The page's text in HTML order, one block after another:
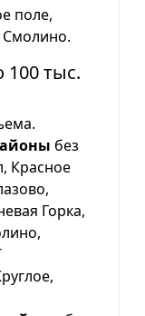
поле,
Смолино.
100 тыс.
без
Красное
Горка,